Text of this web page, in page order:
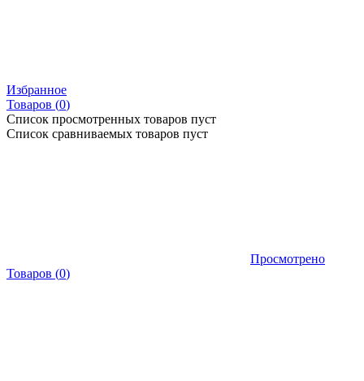
Избранное
Товаров (0)
Список просмотренных товаров пуст
Список сравниваемых товаров пуст
Просмотрено
Товаров (0)